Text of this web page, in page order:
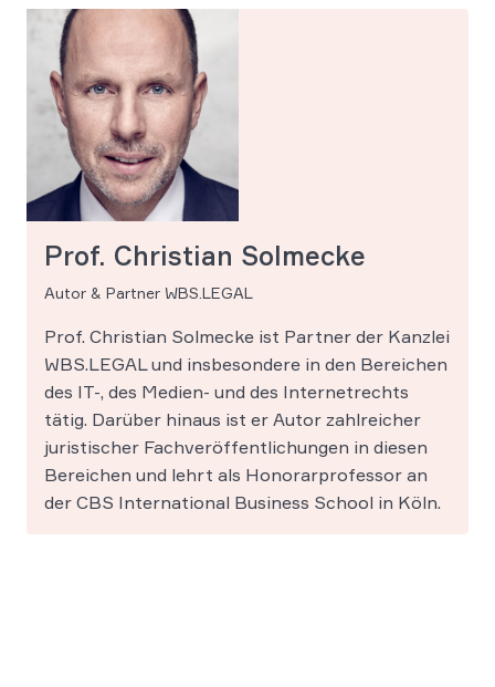
Prof. Christian Solmecke
Autor & Partner WBS.LEGAL
Prof. Christian Solmecke ist Partner der Kanzlei
WBS.LEGAL und insbesondere in den Bereichen
des IT-, des Medien- und des Internetrechts
tätig. Darüber hinaus ist er Autor zahlreicher
juristischer Fachveröffentlichungen in diesen
Bereichen und lehrt als Honorarprofessor an
der CBS International Business School in Köln.